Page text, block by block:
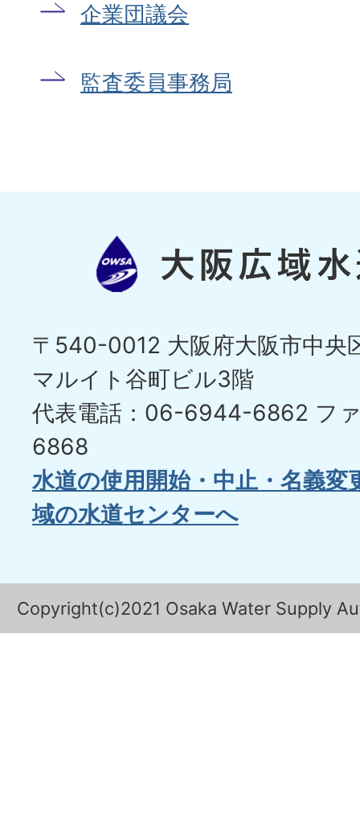
企業団議会
監査委員事務局
〒540-0012 大阪府大阪市中央
マルイト谷町ビル3階
代表電話：06-6944-6862 フ
6868
水道の使用開始・中止・名義変
域の水道センターへ
Copyright(c)2021 Osaka Water Supply